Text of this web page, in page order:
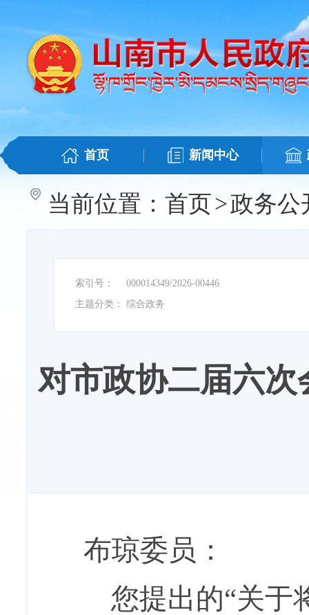
首页 新闻中心
当前位置： 首页>政务公
索引号：
000014349/2026-00446
主题分类：
综合政务
对市政协二届六次
布琼委员：
您提出的“关于